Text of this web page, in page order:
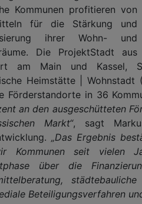
Kommunen profitieren von
für die Stärkung und
ihrer Wohn- und
Die ProjektStadt aus
am Main und Kassel,
Heimstätte |
Förderstandorte in 36
an den ausgeschütteten
Markt“, sagt
„Das Ergebnis
Kommunen seit vielen
über die
Beteiligungsverfahren